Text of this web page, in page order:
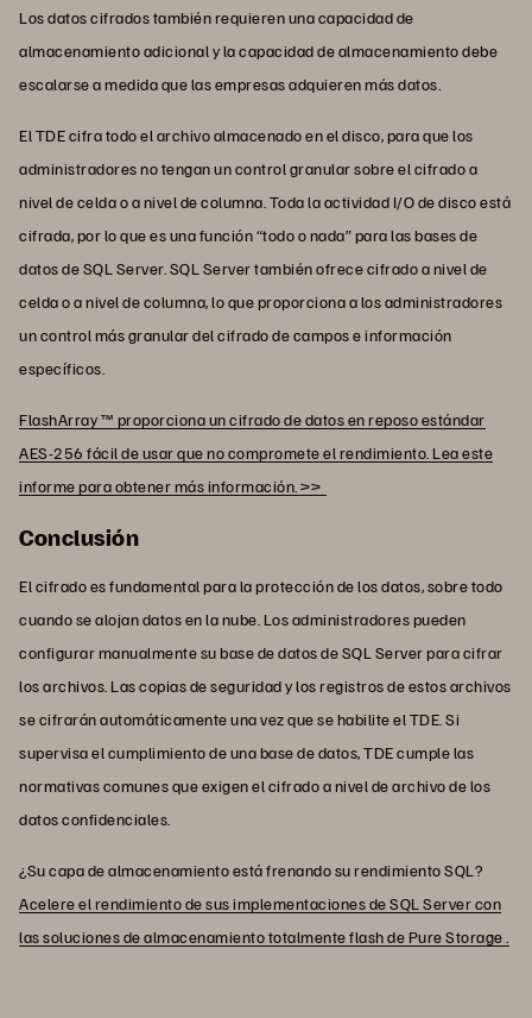
Los datos cifrados también requieren una capacidad de
almacenamiento adicional y la capacidad de almacenamiento debe
escalarse a medida que las empresas adquieren más datos.
El TDE cifra todo el archivo almacenado en el disco, para que los
administradores no tengan un control granular sobre el cifrado a
nivel de celda o a nivel de columna. Toda la actividad I/O de disco está
cifrada, por lo que es una función “todo o nada” para las bases de
datos de SQL Server. SQL Server también ofrece cifrado a nivel de
celda o a nivel de columna, lo que proporciona a los administradores
un control más granular del cifrado de campos e información
específicos.
FlashArray ™ proporciona un cifrado de datos en reposo estándar
AES-256 fácil de usar que no compromete el rendimiento. Lea este
informe para obtener más información. >>
Conclusión
El cifrado es fundamental para la protección de los datos, sobre todo
cuando se alojan datos en la nube. Los administradores pueden
configurar manualmente su base de datos de SQL Server para cifrar
los archivos. Las copias de seguridad y los registros de estos archivos
se cifrarán automáticamente una vez que se habilite el TDE. Si
supervisa el cumplimiento de una base de datos, TDE cumple las
normativas comunes que exigen el cifrado a nivel de archivo de los
datos confidenciales.
¿Su capa de almacenamiento está frenando su rendimiento SQL?
Acelere el rendimiento de sus implementaciones de SQL Server con
las soluciones de almacenamiento totalmente flash de Pure Storage .